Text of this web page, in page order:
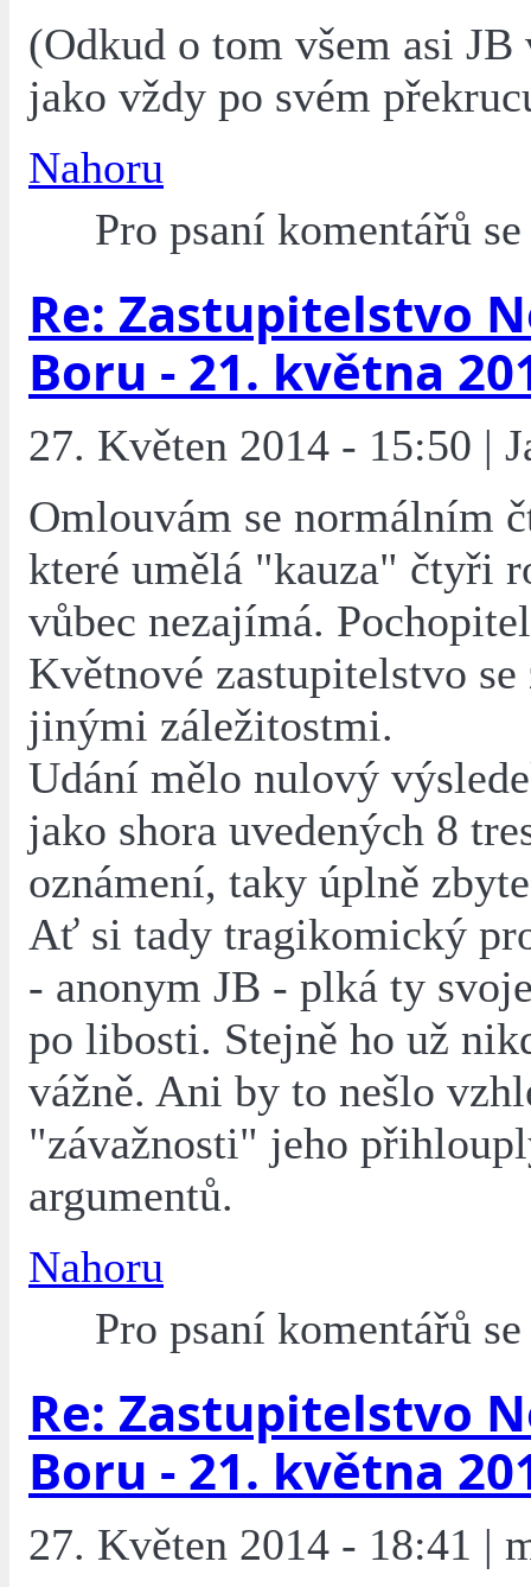
(Odkud o tom všem asi
jako vždy po svém
Nahoru
Pro psaní komentářů
Re: Zastupitelstvo
Boru - 21. května
27. Květen 2014 - 15:50 |
Omlouvám se normálním
které umělá "kauza" čtyři
vůbec nezajímá.
Květnové zastupitelstvo
jinými záležitostmi.
Udání mělo nulový
jako shora uvedených 8
oznámení, taky úplně
Ať si tady tragikomický
- anonym JB - plká ty
po libosti. Stejně ho už
vážně. Ani by to nešlo
"závažnosti" jeho
argumentů.
Nahoru
Pro psaní komentářů
Re: Zastupitelstvo
Boru - 21. května
27. Květen 2014 - 18:41 |